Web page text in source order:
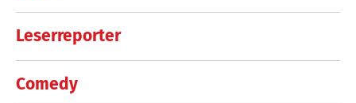
Leserreporter
Comedy